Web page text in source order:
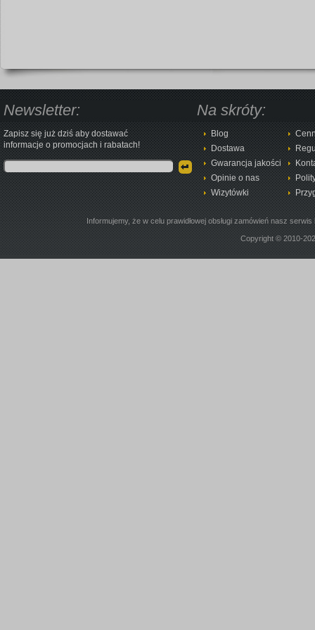
Newsletter:
Zapisz się już dziś aby dostawać
informacje o promocjach i rabatach!
Na skróty:
Blog
Dostawa
Gwarancja jakości
Opinie o nas
Wizytówki
Informujemy, że w celu prawidłowej obsługi zamówień nasz
Copyright © 2010-